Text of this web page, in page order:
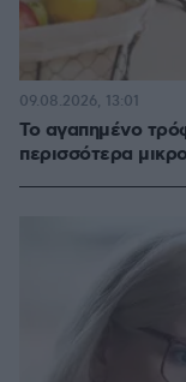
Το αγαπημένο
περισσότερα
09.08.2026, 13:01